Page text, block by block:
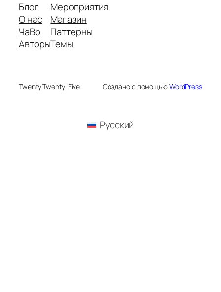
Блог
О нас
ЧаВо
Авторы
Мероприятия
Магазин
Паттерны
Темы
Twenty Twenty-Five Создано с помощьюWordPress
Русский